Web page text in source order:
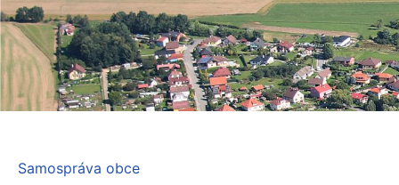
Samospráva obce